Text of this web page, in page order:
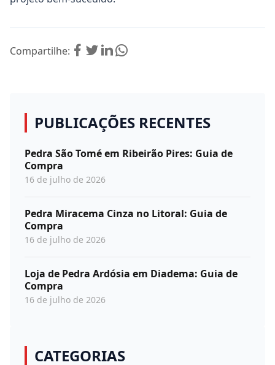
Compartilhe:
PUBLICAÇÕES RECENTES
Pedra São Tomé em Ribeirão Pires: Guia de
Compra
16 de julho de 2026
Pedra Miracema Cinza no Litoral: Guia de
Compra
16 de julho de 2026
Loja de Pedra Ardósia em Diadema: Guia de
Compra
16 de julho de 2026
CATEGORIAS